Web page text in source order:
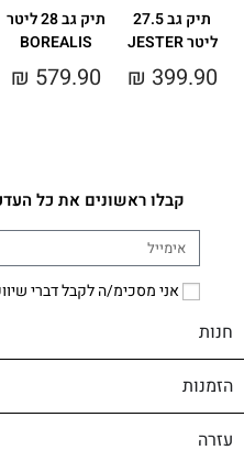
תיק גב 27.5
ליטר JESTER
₪ 399.90
תיק גב 28 ליטר
BOREALIS
₪ 579.90
קבלו ראשונים את כל
אני מסכימ/ה לקבל דברי
חנות
הזמנות
עזרה